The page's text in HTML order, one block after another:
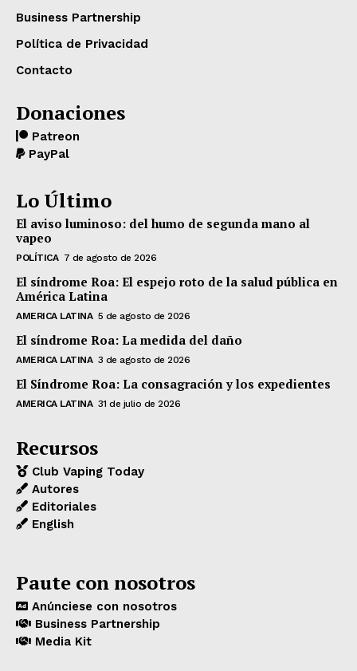
Business Partnership
Política de Privacidad
Contacto
Donaciones
Patreon
PayPal
Lo Último
El aviso luminoso: del humo de segunda mano al
vapeo
POLÍTICA 7 de agosto de 2026
El síndrome Roa: El espejo roto de la salud pública en
América Latina
AMERICA LATINA 5 de agosto de 2026
El síndrome Roa: La medida del daño
AMERICA LATINA 3 de agosto de 2026
El Síndrome Roa: La consagración y los expedientes
AMERICA LATINA 31 de julio de 2026
Recursos
Club Vaping Today
Autores
Editoriales
English
Paute con nosotros
Anúnciese con nosotros
Business Partnership
Media Kit